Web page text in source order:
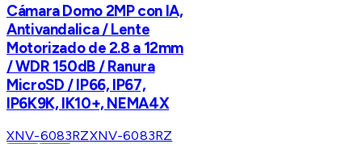
Cámara Domo 2MP con IA,
Antivandalica / Lente
Motorizado de 2.8 a 12mm
/ WDR 150dB / Ranura
MicroSD / IP66, IP67,
IP6K9K, IK10+, NEMA4X
XNV-6083RZXNV-6083RZ